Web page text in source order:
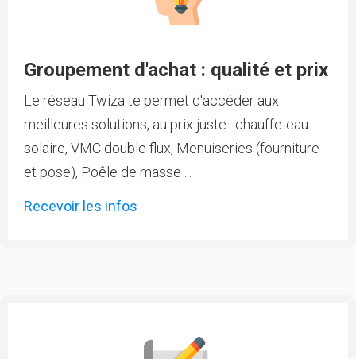
Groupement d'achat : qualité et prix
Le réseau Twiza te permet d'accéder aux
meilleures solutions, au prix juste : chauffe-eau
solaire, VMC double flux, Menuiseries (fourniture
et pose), Poêle de masse ...
Recevoir les infos